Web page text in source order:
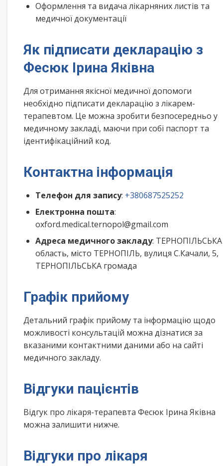
Оформлення та видача лікарняних листів та
медичної документації
Як підписати декларацію з
Фесюк Ірина Яківна
Для отримання якісної медичної допомоги
необхідно підписати декларацію з лікарем-
терапевтом. Це можна зробити безпосередньо у
медичному закладі, маючи при собі паспорт та
ідентифікаційний код.
Контактна інформація
Телефон для запису: +380687525252
Електронна пошта:
oxford.medical.ternopol@gmail.com
Адреса медичного закладу: ТЕРНОПІЛЬСЬКА
область, місто ТЕРНОПІЛЬ, вулиця С.Качали, 5,
ТЕРНОПІЛЬСЬКА громада
Графік прийому
Детальний графік прийому та інформацію щодо
можливості консультацій можна дізнатися за
вказаними контактними даними або на сайті
медичного закладу.
Відгуки пацієнтів
Відгук про лікаря-терапевта Фесюк Ірина Яківна
можна залишити нижче.
Відгуки про лікаря